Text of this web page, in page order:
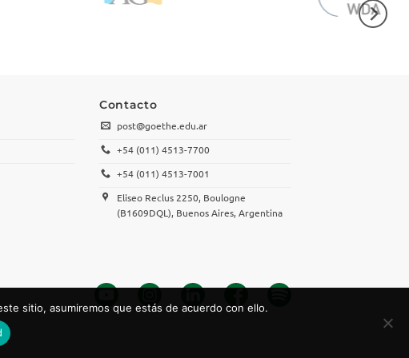
Contacto
post@goethe.edu.ar
+54 (011) 4513-7700
+54 (011) 4513-7001
Eliseo Reclus 2250, Boulogne
(B1609DQL), Buenos Aires, Argentina
sitio, asumiremos que estás de acuerdo con ello.